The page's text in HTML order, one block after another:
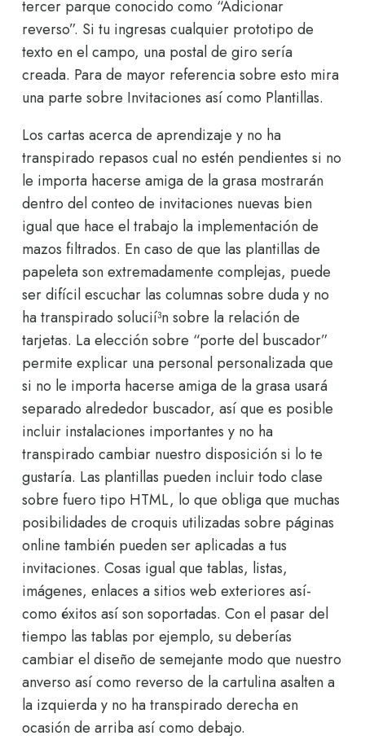
tercer parque conocido como “Adicionar
reverso”. Si tu ingresas cualquier prototipo de
texto en el campo, una postal de giro sería
creada. Para de mayor referencia sobre esto mira
una parte sobre Invitaciones así­ como Plantillas.
Los cartas acerca de aprendizaje y no ha
transpirado repasos cual no estén pendientes si no
le importa hacerse amiga de la grasa mostrarán
dentro del conteo de invitaciones nuevas bien
igual que hace el trabajo la implementación de
mazos filtrados. En caso de que las plantillas de
papeleta son extremadamente complejas, puede
ser difícil escuchar las columnas sobre duda y no
ha transpirado solucií³n sobre la relación de
tarjetas. La elección sobre “porte del buscador”
permite explicar una personal personalizada que
si no le importa hacerse amiga de la grasa usará
separado alrededor buscador, así que es posible
incluir instalaciones importantes y no ha
transpirado cambiar nuestro disposición si lo te
gustaría. Las plantillas pueden incluir todo clase
sobre fuero tipo HTML, lo que obliga que muchas
posibilidades de croquis utilizadas sobre páginas
online también pueden ser aplicadas a tus
invitaciones. Cosas igual que tablas, listas,
imágenes, enlaces a sitios web exteriores así­
como éxitos así son soportadas. Con el pasar del
tiempo las tablas por ejemplo, su deberías
cambiar el diseño de semejante modo que nuestro
anverso así­ como reverso de la cartulina asalten a
la izquierda y no ha transpirado derecha en
ocasión de arriba así­ como debajo.